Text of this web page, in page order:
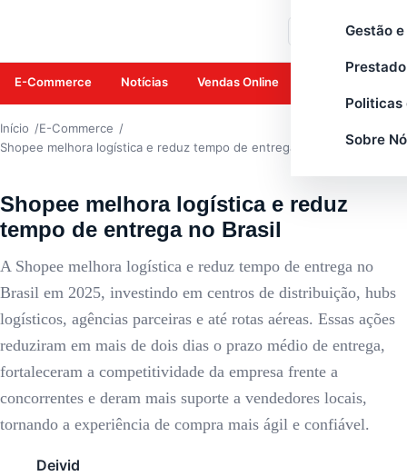
Gestão
Politicas
Sobre
E-Commerce Notícias Vendas Online
Início
E-Commerce
Shopee melhora logística e reduz tempo de entrega no Brasil
Shopee melhora logística e reduz
tempo de entrega no Brasil
A Shopee melhora logística e reduz tempo de entrega no
Brasil em 2025, investindo em centros de distribuição, hubs
logísticos, agências parceiras e até rotas aéreas. Essas ações
reduziram em mais de dois dias o prazo médio de entrega,
fortaleceram a competitividade da empresa frente a
concorrentes e deram mais suporte a vendedores locais,
tornando a experiência de compra mais ágil e confiável.
Deivid